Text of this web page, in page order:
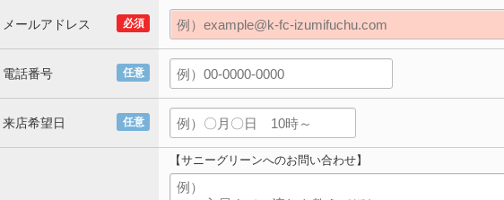
必須
メールアドレス
任意
電話番号
任意
来店希望日
【サニーグリーンへのお問い合わせ】